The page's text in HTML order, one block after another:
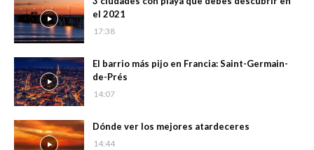
el 2021
17:38
El barrio más pijo en Francia: Saint-Germain-
de-Prés
14:07
Dónde ver los mejores atardeceres
14:44